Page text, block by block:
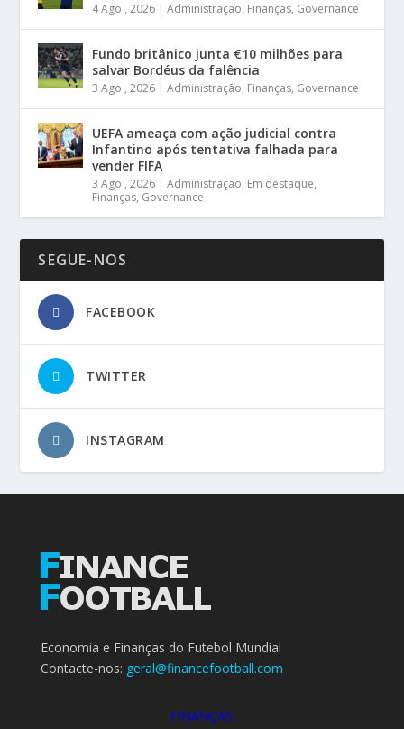
4 Ago , 2026 |Administração, Finanças, Governance
Fundo britânico junta €10 milhões para
salvar Bordéus da falência
3 Ago , 2026 |Administração, Finanças, Governance
UEFA ameaça com ação judicial contra
Infantino após tentativa falhada para
vender FIFA
3 Ago , 2026 |Administração, Em destaque,
Finanças, Governance
SEGUE-NOS
FACEBOOK
TWITTER
INSTAGRAM
Economia e Finanças do Futebol Mundial
Contacte-nos: geral@financefootball.com
FINANÇAS